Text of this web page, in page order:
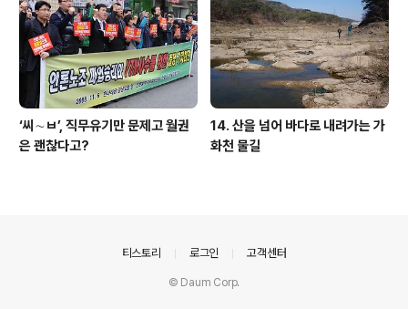
‘씨∼ㅂ’, 직무유기만 문제고 월권
은 괜찮다고?
14. 산을 넘어 바다로 내려가는 가
화천 물길
티스토리 로그인 고객센터
© Daum Corp.